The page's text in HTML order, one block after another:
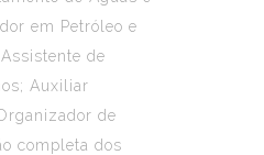
em Petróleo e
de
Auxiliar
de
completa dos